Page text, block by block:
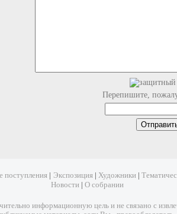
Перепишите,
поступления Экспозиция Художники
Новости| О собрании
информационную цель и не связано с